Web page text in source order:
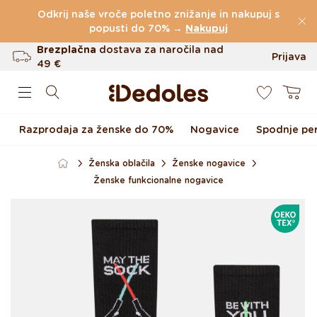
Preskoči na vsebino
Odkrij naše vroče poletno znižanje in nakupuj s
popusti do 70% → Nakupuj
(60.231 Ocen)
Brezplačna dostava za naročila nad
49 €
Do 100 dni za vračilo
Prijava
Košarica
Razprodaja za ženske do 70% Nogavice Spodnje
Ženska oblačila
Ženske nogavice
Ženske funkcionalne nogavice